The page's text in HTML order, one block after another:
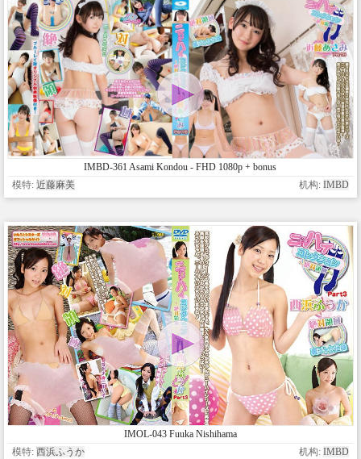
IMBD-361 Asami Kondou - FHD 1080p + bonus
模特: 近藤麻美 机构: IMBD
IMOL-043 Fuuka Nishihama
模特: 西浜ふうか 机构: IMBD